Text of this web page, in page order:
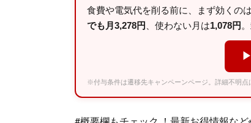
食費や電気代を削る前に、まず効くの
でも月3,278円
、使わない月は1,078円 。
※付与条件は遷移先キャンペーンページ。詳細不明点